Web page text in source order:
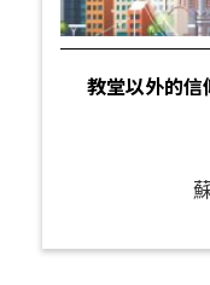
教堂以外的